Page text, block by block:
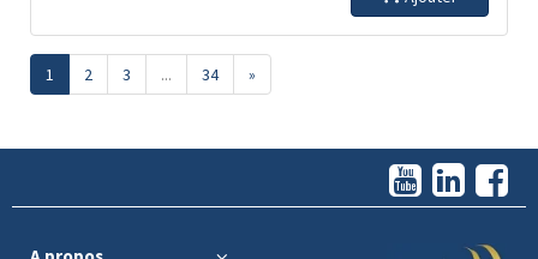
1 2 3 ... 34 »